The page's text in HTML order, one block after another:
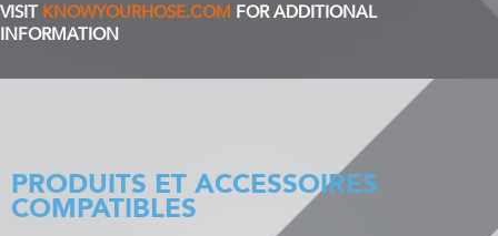
VISIT KNOWYOURHOSE.COM FOR ADDITIONAL
INFORMATION
PRODUITS ET ACCESSOIRES
COMPATIBLES